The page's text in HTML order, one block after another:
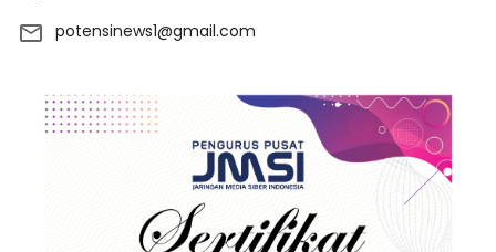
potensinews1@gmail.com